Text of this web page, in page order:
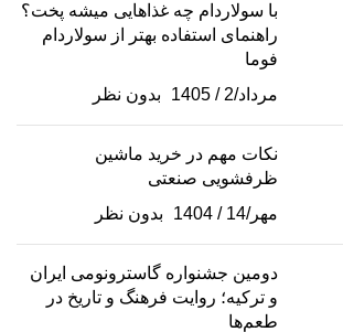
با سولاردام چه غذاهایی میشه پخت؟
راهنمای استفاده بهتر از سولاردام
فوما
مرداد/2 / 1405
بدون نظر
نکات مهم در خرید ماشین
ظرفشویی صنعتی
مهر/14 / 1404
بدون نظر
دومین جشنواره گاسترونومی ایران
و ترکیه؛ روایت فرهنگ و تاریخ در
طعم‌ها